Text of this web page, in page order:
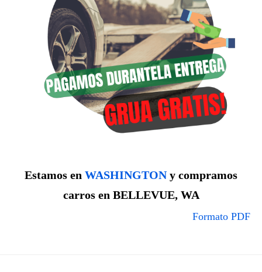
Estamos en WASHINGTONy compramos
carros en BELLEVUE, WA
Formato PDF